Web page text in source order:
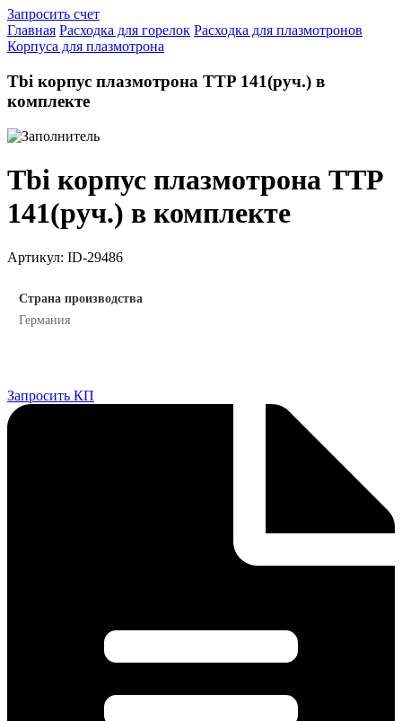
Запросить счет
Главная Расходка для горелок Расходка для плазмотронов
Корпуса для плазмотрона
Tbi корпус плазмотрона TTP 141(руч.) в
комплекте
Tbi корпус плазмотрона TTP
141(руч.) в комплекте
Артикул: ID-29486
Страна производства
Германия
Запросить КП